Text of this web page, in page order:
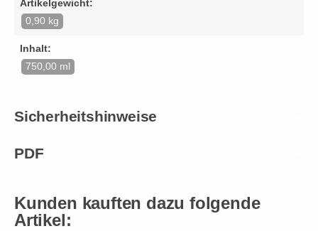
Artikelgewicht:
0,90 kg
Inhalt:
750,00 ml
Sicherheitshinweise
PDF
Kunden kauften dazu folgende
Artikel: